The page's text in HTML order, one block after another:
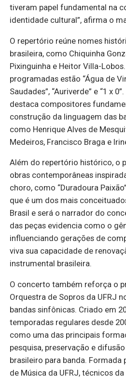
tiveram papel fundamental na
identidade cultural”, afirma o
O repertório reúne nomes
brasileira, como Chiquinha
Pixinguinha e Heitor Villa-
programadas estão “Água de
Saudades”, “Auriverde” e “1 x
destaca compositores
construção da linguagem das
como Henrique Alves de
Medeiros, Francisco Braga e
Além do repertório histórico, o
obras contemporâneas
choro, como “Duradoura
que é um dos mais
Brasil e será o narrador do
das peças evidencia como o
influenciando gerações de
viva sua capacidade de
instrumental brasileira.
O concerto também reforça o
Orquestra de Sopros da UFRJ
bandas sinfônicas. Criado em
temporadas regulares desde
como uma das principais
pesquisa, preservação e
brasileiro para banda. Formada
de Música da UFRJ, técnicos